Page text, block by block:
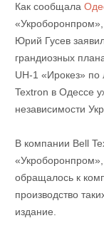
Как сообщала
«Укроборонпром»,
Юрий Гусев
грандиозных
UH-1 «Ирокез» по
Textron в Одессе
независимости
В компании Bell
обращалось к
производство
издание.